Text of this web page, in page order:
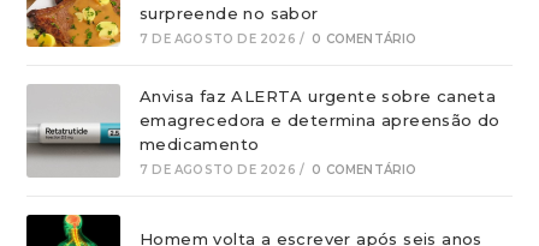
surpreende no sabor
7 DE AGOSTO DE 2026 / 0 COMENTÁRIO
Anvisa faz ALERTA urgente sobre caneta
emagrecedora e determina apreensão do
medicamento
7 DE AGOSTO DE 2026 / 0 COMENTÁRIO
Homem volta a escrever após seis anos